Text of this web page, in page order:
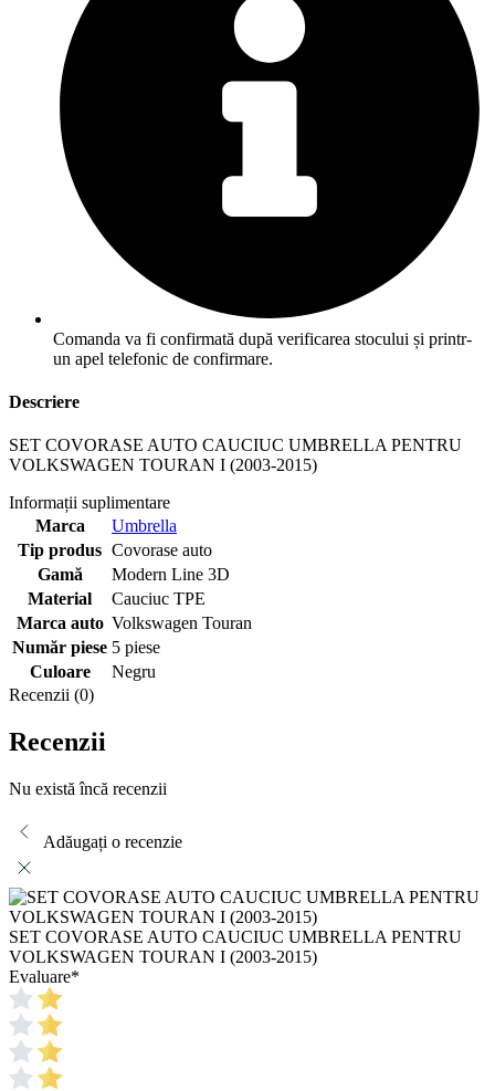
Comanda va fi confirmată după verificarea stocului și printr-
un apel telefonic de confirmare.
Descriere
SET COVORASE AUTO CAUCIUC UMBRELLA PENTRU
VOLKSWAGEN TOURAN I (2003-2015)
Informații suplimentare
Marca
Umbrella
Tip produs Covorase auto
Gamă
Modern Line 3D
Material
Cauciuc TPE
Marca auto Volkswagen Touran
Număr piese 5 piese
Culoare
Negru
Recenzii (0)
Recenzii
Nu există încă recenzii
Adăugați o recenzie
SET COVORASE AUTO CAUCIUC UMBRELLA PENTRU
VOLKSWAGEN TOURAN I (2003-2015)
Evaluare*